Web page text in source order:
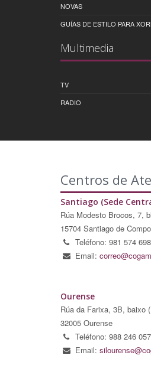
NOVAS
GUÍAS DE ESTILO PARA
Multimedia
TV
RADIO
Centros de
Santiago (Sede
Rúa Modesto Brocos, 7,
15704 Santiago de
Teléfono: 981 574 698
Email:
Ourense
Rúa da Farixa, 3B, baixo
32005 Ourense
Teléfono: 988 246 057
Email: